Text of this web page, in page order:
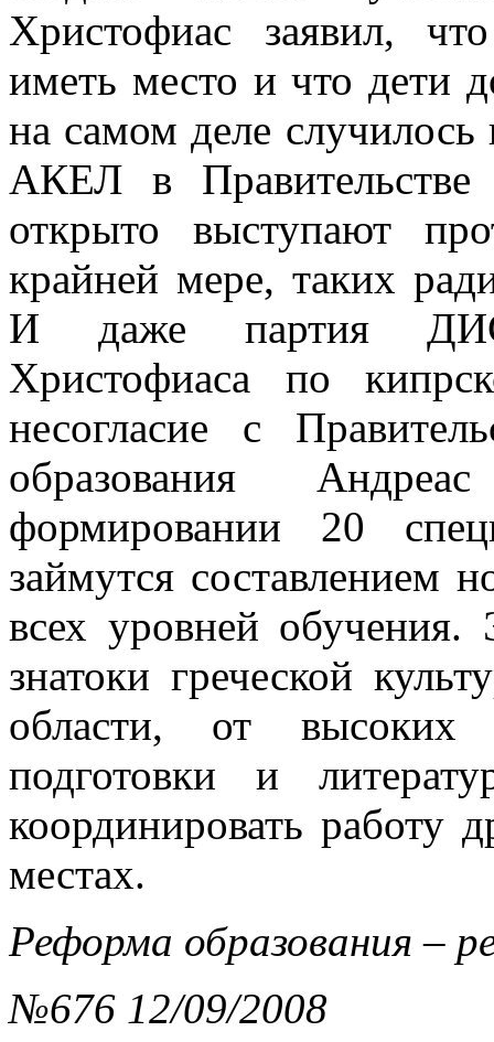
Христофиас заявил,
иметь место и что дети
на самом деле
АКЕЛ в
открыто выступают
крайней мере, таких
И даже партия
Христофиаса по
несогласие с
образования
формировании 20
займутся составлением
всех уровней
знатоки греческой
области, от высоких
подготовки и
координировать работу
местах.
Реформа образования –
№676 12/09/2008